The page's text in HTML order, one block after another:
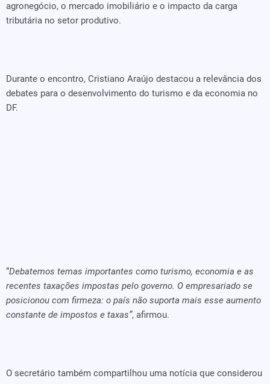
agronegócio, o mercado imobiliário e o impacto da carga
tributária no setor produtivo.
Durante o encontro, Cristiano Araújo destacou a relevância dos
debates para o desenvolvimento do turismo e da economia no
DF.
“Debatemos temas importantes como turismo, economia e as
recentes taxações impostas pelo governo. O empresariado se
posicionou com firmeza: o país não suporta mais esse aumento
constante de impostos e taxas”, afirmou.
O secretário também compartilhou uma notícia que considerou